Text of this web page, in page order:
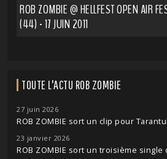
ROB ZOMBIE @ HELLFEST OPEN AIR
(44) - 17 JUIN 2011
TOUTE L'ACTU ROB ZOMBIE
27 juin 2026
ROB ZOMBIE sort un clip pour
23 janvier 2026
ROB ZOMBIE sort un troisième single